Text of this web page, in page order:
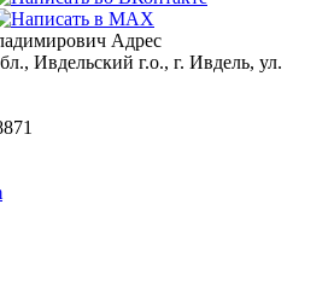
Адрес
Ивдельский г.о., г. Ивдель, ул.